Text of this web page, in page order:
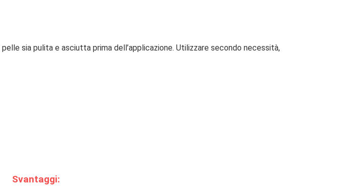
sia pulita e asciutta prima dell’applicazione. Utilizzare secondo necessità,
Svantaggi: